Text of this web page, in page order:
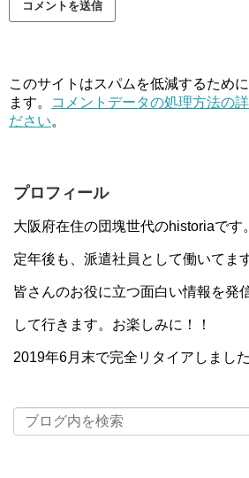
このサイトはスパムを低減するため
ます。
コメントデータの処理方法の
ださい。
プロフィール
大阪府在住の団塊世代のhistoriaです。
定年後も、派遣社員として働いてます
皆さんのお役に立つ面白い情報を発
して行きます。お楽しみに！！
2019年6月末で完全リタイアしました